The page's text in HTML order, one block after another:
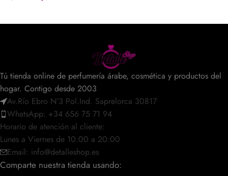
Tú tienda online de perfumería árabe, cosmética y productos del
hogar. Contigo desde 2003
Av.Río Ebro Nº3 Pol.Ind. Saprelorca 30817
WhatsApp: +34 656 75 71 94
Horario de atención al cliente:
Lunes a Viernes de 10:00 a 20:00
Email: info@detalleshop.es
Comparte nuestra tienda usando: